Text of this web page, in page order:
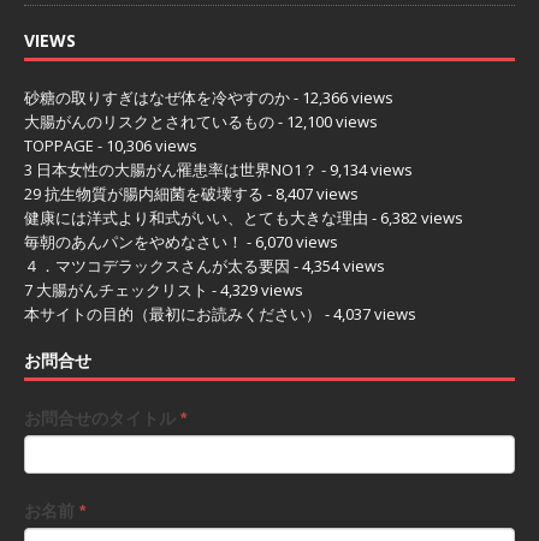
VIEWS
砂糖の取りすぎはなぜ体を冷やすのか- 12,366 views
大腸がんのリスクとされているもの- 12,100 views
TOPPAGE - 10,306 views
3 日本女性の大腸がん罹患率は世界NO1？ - 9,134 views
29 抗生物質が腸内細菌を破壊する - 8,407 views
健康には洋式より和式がいい、とても大きな理由 - 6,382 views
毎朝のあんパンをやめなさい！ - 6,070 views
４．マツコデラックスさんが太る要因 - 4,354 views
7 大腸がんチェックリスト - 4,329 views
本サイトの目的（最初にお読みください）
- 4,037 views
お問合せ
お問合せのタイトル *
お名前 *